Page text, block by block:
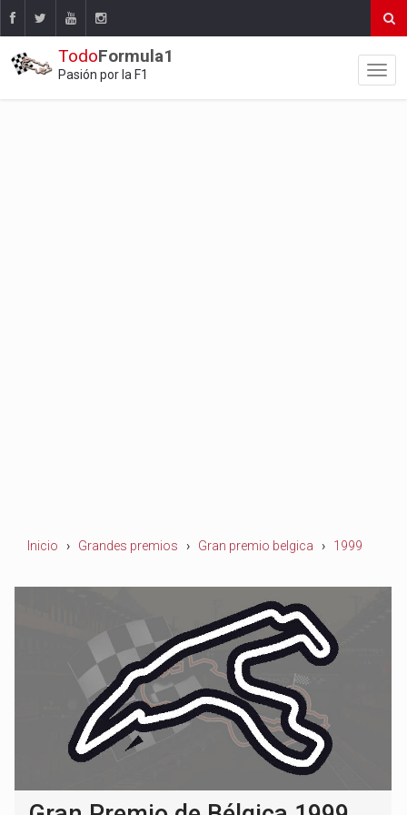
TodoFormula1
Pasión por la F1
Inicio Grandes premios Gran premio belgica 1999